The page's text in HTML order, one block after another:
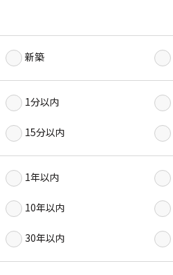
新築
1分以内
15分以内
1年以内
10年以内
30年以内